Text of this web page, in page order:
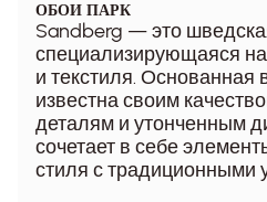
ОБОИ ПАРК
Sandberg — это
специализирующаяся
и текстиля. Основанная
известна своим
деталям и утонченным
сочетает в себе
стиля с традиционными